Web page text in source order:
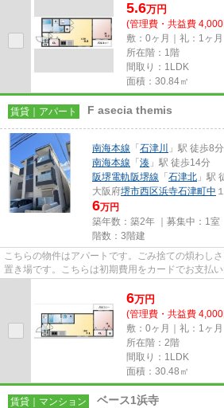
5.6万円
(管理費・共益費
敷：0ヶ月｜礼：1ヶ月
所在階：1階
間取り：1LDK
面積：30.84㎡
賃貸｜アパート F asecia themis
南海本線 「 石津川
」駅 徒歩8分
南海本線 「 湊 」駅 徒歩14分
阪堺電軌阪堺線 「 石津北 」駅
大阪府堺市西区浜寺石津町中
6万円
築年数：築2年 ｜募集中： 1室
階数：3階建
こちらの物件はアパートです。ごみ捨ての煩わし
置き場です。こちらは初期費用をカードでお支払
6万円
(管理費・共益費
敷：0ヶ月｜礼：1ヶ月
所在階：2階
間取り：1LDK
面積：30.48㎡
賃貸｜マンション ベース1浜寺